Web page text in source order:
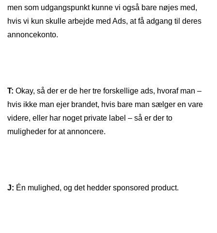
men som udgangspunkt kunne vi også bare nøjes med,
hvis vi kun skulle arbejde med Ads, at få adgang til deres
annoncekonto.
T: Okay, så der er de her tre forskellige ads, hvoraf man –
hvis ikke man ejer brandet, hvis bare man sælger en vare
videre, eller har noget private label – så er der to
muligheder for at annoncere.
J: Én mulighed, og det hedder sponsored product.